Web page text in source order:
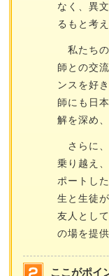
なく、異
るもと考
私たちの
師との交
ンスを好
師にも日
解を深め
さらに、
乗り越え
ポートし
生と生徒
友人とし
の場を提
ここがポイ